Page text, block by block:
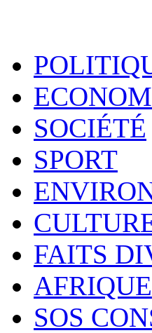
SOCIÉTÉ
SPORT
FAITS
AFRIQUE
SOS